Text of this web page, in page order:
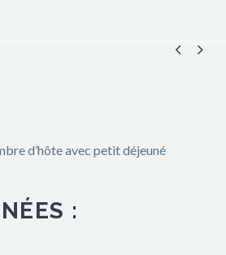
 
d’hôte avec petit déjeuné
: